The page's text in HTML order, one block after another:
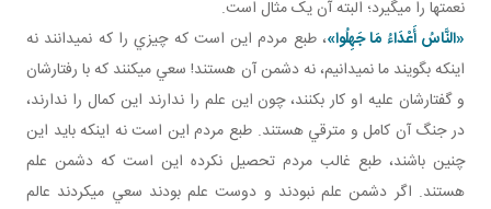
نعمت ها را مي گيرد؛ البته آن يک مثال است.
«النَّاسُ أَعْدَاءُ مَا جَهِلُوا»، طبع مردم اين است که چيزي را که نمي دانند نه
اينکه بگويند ما نمي دانيم، نه دشمن آن هستند! سعي مي کنند که با رفتارشان
و گفتارشان عليه او کار بکنند، چون اين علم را ندارند اين کمال را ندارند،
در جنگ آن کامل و مترقي هستند. طبع مردم اين است نه اينکه بايد اين
چنين باشند، طبع غالب مردم تحصيل نکرده اين است که دشمن علم
هستند. اگر دشمن علم نبودند و دوست علم بودند سعي مي کردند عالم